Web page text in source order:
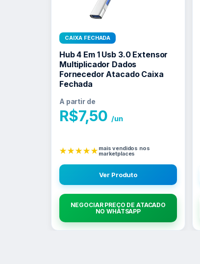
CAIXA FECHADA
Hub 4 Em 1 Usb 3.0 Extensor
Multiplicador Dados
Fornecedor Atacado Caixa
Fechada
A partir de
R$7,50 /un
★★★★★mais vendidos nos
marketplaces
Ver Produto
NEGOCIAR PREÇO DE ATACADO
NO WHATSAPP